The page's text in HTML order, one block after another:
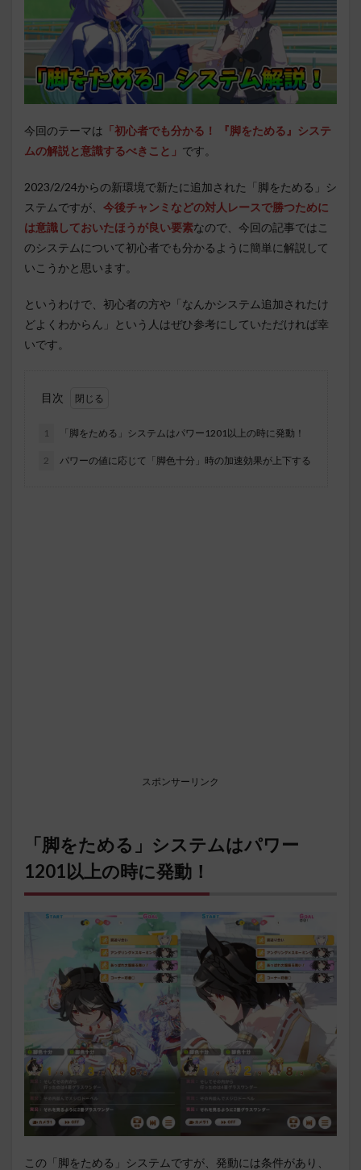
今回のテーマは 「初心者でも分かる！ 『脚をためる』システ
ムの解説と意識するべきこと」 です。
2023/2/24からの新環境で新たに追加された「脚をためる」シ
ステムですが、 今後チャンミなどの対人レースで勝つために
は意識しておいたほうが良い要素なので、今回の記事ではこ
のシステムについて初心者でも分かるように簡単に解説して
いこうかと思います。
というわけで、初心者の方や「なんかシステム追加されたけ
どよくわからん」という人はぜひ参考にしていただければ幸
いです。
目次
1 「脚をためる」システムはパワー1201以上の時に発動！
2 パワーの値に応じて「脚色十分」時の加速効果が上下する
スポンサーリンク
「脚をためる」システムはパワー
1201以上の時に発動！
この「脚をためる」システムですが、発動には条件があり、